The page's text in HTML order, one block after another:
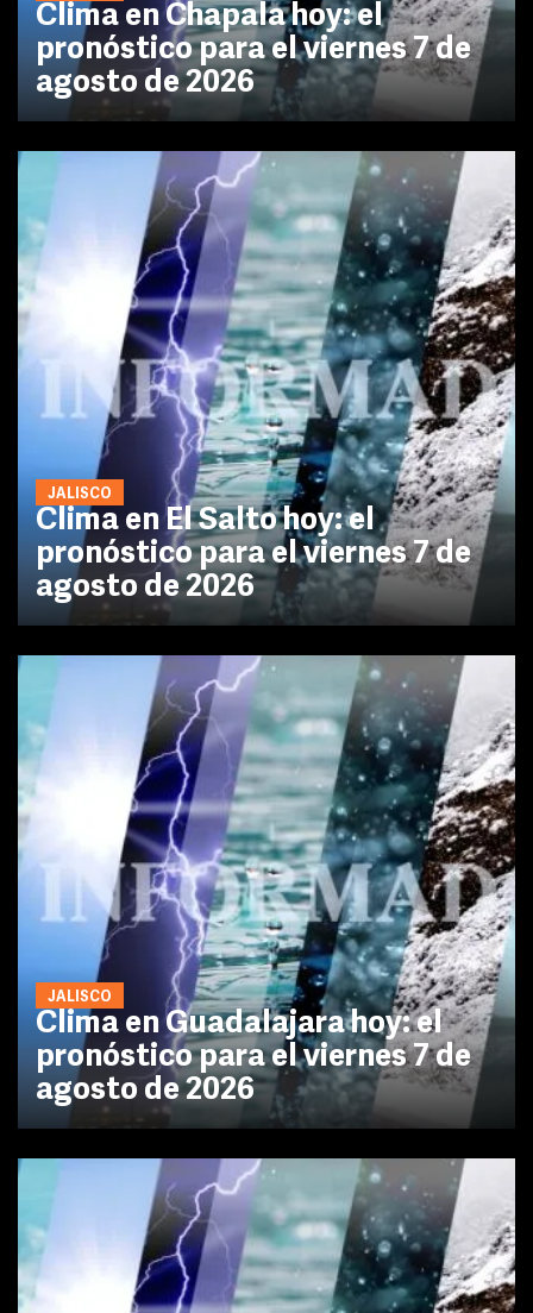
Clima en Chapala hoy: el
pronóstico para el viernes 7 de
agosto de 2026
JALISCO
Clima en El Salto hoy: el
pronóstico para el viernes 7 de
agosto de 2026
JALISCO
Clima en Guadalajara hoy: el
pronóstico para el viernes 7 de
agosto de 2026